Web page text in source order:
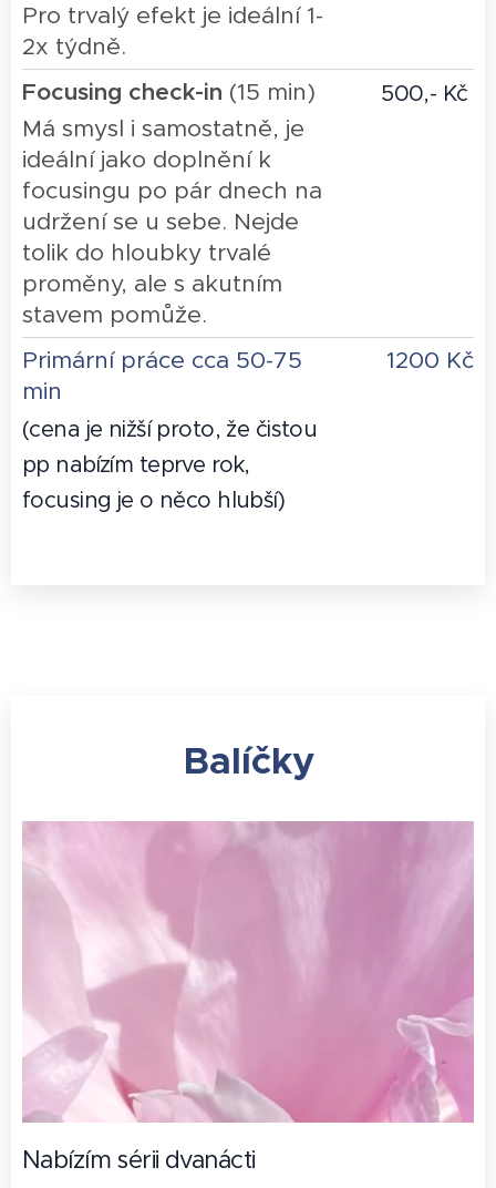
Pro trvalý efekt je ideální 1-
2x týdně.
Focusing check-in (15 min)
Má smysl i samostatně, je
ideální jako doplnění k
focusingu po pár dnech na
udržení se u sebe. Nejde
tolik do hloubky trvalé
proměny, ale s akutním
stavem pomůže.
500,- Kč
Primární práce cca 50-75
min
(cena je nižší proto, že čistou
pp nabízím teprve rok,
focusing je o něco hlubší)
1200 Kč
Balíčky
Nabízím sérii dvanácti